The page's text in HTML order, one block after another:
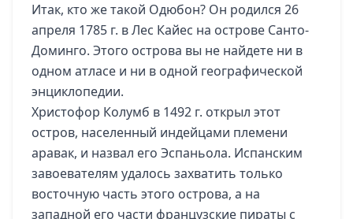
Итак, кто же такой Одюбон? Он родился 26
апреля 1785 г. в Лес Кайес на острове Санто-
Доминго. Этого острова вы не найдете ни в
одном атласе и ни в одной географической
энциклопедии.
Христофор Колумб в 1492 г. открыл этот
остров, населенный индейцами племени
аравак, и назвал его Эспаньола. Испанским
завоевателям удалось захватить только
восточную часть этого острова, а на
западной его части французские пираты с